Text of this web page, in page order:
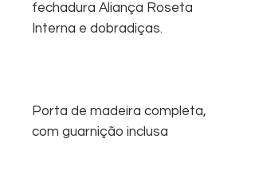
fechadura Aliança Roseta
Interna e dobradiças.
Porta de madeira completa,
com guarnição inclusa